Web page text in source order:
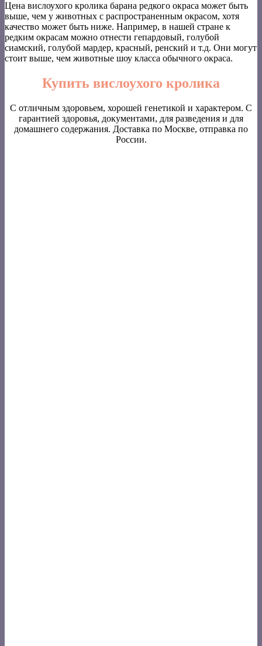
Цена вислоухого кролика барана редкого окраса может быть
выше, чем у животных с распространенным окрасом, хотя
качество может быть ниже. Например, в нашей стране к
редким окрасам можно отнести гепардовый, голубой
сиамский, голубой мардер, красный, ренский и т.д. Они могут
стоит выше, чем животные шоу класса обычного окраса.
Купить вислоухого кролика
С отличным здоровьем, хорошей генетикой и характером. С
гарантией здоровья, документами, для разведения и для
домашнего содержания. Доставка по Москве, отправка по
России.